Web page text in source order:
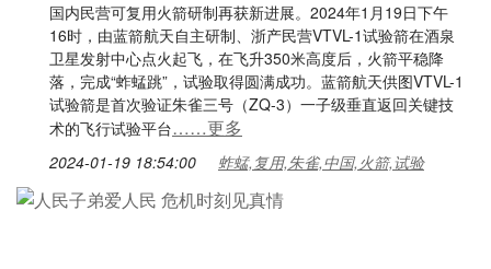
国内民营可复用火箭研制再获新进展。2024年1月19日下午
16时，由蓝箭航天自主研制、浙产民营VTVL-1试验箭在酒泉
卫星发射中心点火起飞，在飞升350米高度后，火箭平稳降
落，完成“蚱蜢跳”，试验取得圆满成功。蓝箭航天供图VTVL-1
试验箭是首次验证朱雀三号（ZQ-3）一子级垂直返回关键技
术的飞行试验平台……更多
2024-01-19 18:54:00 蚱蜢,复用,朱雀,中国,火箭,试验